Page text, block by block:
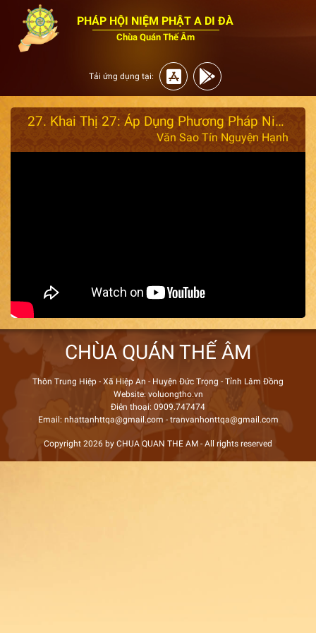
PHÁP HỘI NIỆM PHẬT A DI ĐÀ
Chùa Quán Thế Âm
Tải ứng dụng tại:
27. Khai Thị 27: Áp Dụng Phương Pháp Niệm Phật Vào Trong Công Việc - Đại Sư Ấn Quang
Văn Sao Tín Nguyện Hạnh
CHÙA QUÁN THẾ ÂM
Thôn Trung Hiệp - Xã Hiệp An - Huyện Đức Trọng - Tỉnh Lâm Đồng
Website: voluongtho.vn
Điện thoại: 0909.747474
Email: nhattanhttqa@gmail.com - tranvanhonttqa@gmail.com
Copyright 2026 by CHUA QUAN THE AM - All rights reserved